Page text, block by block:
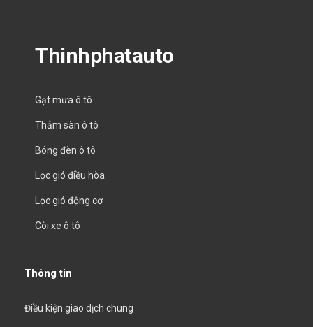
Thinhphatauto
Gạt mưa ô tô
Thảm sàn ô tô
Bóng đèn ô tô
Lọc gió điều hòa
Lọc gió động cơ
Còi xe ô tô
Thông tin
Điều kiện giao dịch chung